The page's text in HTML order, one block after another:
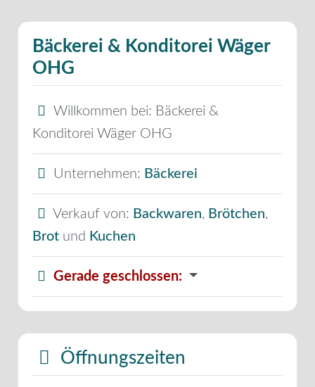
Bäckerei & Konditorei Wäger
OHG
Willkommen bei: Bäckerei &
Konditorei Wäger OHG
Unternehmen: Bäckerei
Verkauf von: Backwaren, Brötchen,
Brot und Kuchen
Gerade geschlossen:
Öffnungszeiten